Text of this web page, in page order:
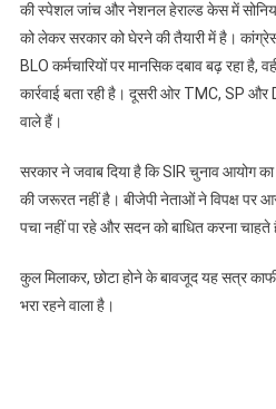
की स्पेशल जांच और नेशनल हेराल्ड केस में सोनिया
को लेकर सरकार को घेरने की तैयारी में है।
BLO कर्मचारियों पर मानसिक दबाव बढ़ रहा है,
कार्रवाई बता रही है। दूसरी ओर TMC, SP और
वाले हैं।
सरकार ने जवाब दिया है कि SIR चुनाव आयोग
की जरूरत नहीं है। बीजेपी नेताओं ने विपक्ष पर
पचा नहीं पा रहे और सदन को बाधित करना चाहते
कुल मिलाकर, छोटा होने के बावजूद यह सत्र
भरा रहने वाला है।